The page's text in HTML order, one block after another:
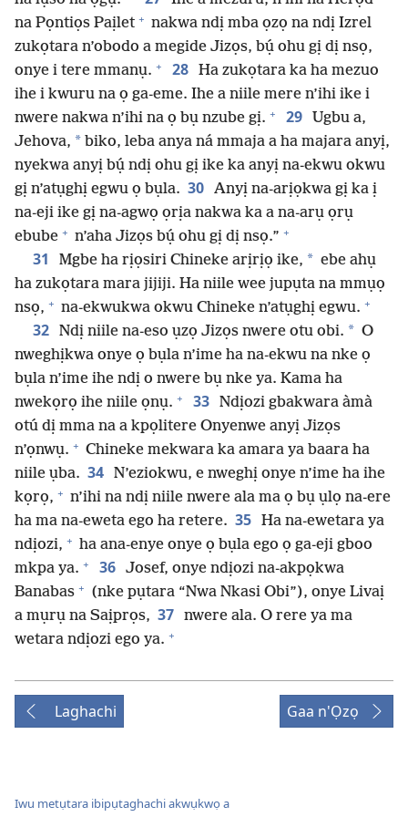
na Pọntiọs Paịlet + nakwa ndị mba ọzọ na ndị Izrel
zukọtara n’obodo a megide Jizọs, bụ́ ohu gị dị nsọ,
onye i tere mmanụ. + 28 Ha zukọtara ka ha mezuo
ihe i kwuru na ọ ga-eme. Ihe a niile mere n’ihi ike i
nwere nakwa n’ihi na ọ bụ nzube gị. + 29
Ugbu a,
Jehova, * biko, leba anya ná mmaja a ha majara anyị,
nyekwa anyị bụ́ ndị ohu gị ike ka anyị na-ekwu okwu
gị n’atụghị egwu ọ bụla. 30 Anyị na-arịọkwa gị ka ị
na-eji ike gị na-agwọ ọrịa nakwa ka a na-arụ ọrụ
ebube + n’aha Jizọs bụ́ ohu gị dị nsọ.” +
31 Mgbe ha rịọsiri Chineke arịrịọ ike, * ebe ahụ
ha zukọtara mara jijiji. Ha niile wee jupụta na mmụọ
nsọ, + na-ekwukwa okwu Chineke n’atụghị egwu. +
32 Ndị niile na-eso ụzọ Jizọs nwere otu obi. * O
nweghịkwa onye ọ bụla n’ime ha na-ekwu na nke ọ
bụla n’ime ihe ndị o nwere bụ nke ya. Kama ha
nwekọrọ ihe niile ọnụ. + 33 Ndịozi gbakwara àmà
otú dị mma na a kpọlitere Onyenwe anyị Jizọs
n’ọnwụ. + Chineke mekwara ka amara ya baara ha
niile ụba. 34 N’eziokwu, e nweghị onye n’ime ha ihe
kọrọ, + n’ihi na ndị niile nwere ala ma ọ bụ ụlọ na-ere
ha ma na-eweta ego ha retere. 35 Ha na-ewetara ya
ndịozi, + ha ana-enye onye ọ bụla ego ọ ga-eji gboo
mkpa ya. + 36 Josef, onye ndịozi na-akpọkwa
Banabas + (nke pụtara “Nwa Nkasi Obi”), onye Livaị
a mụrụ na Saịprọs, 37 nwere ala. O rere ya ma
wetara ndịozi ego ya. +
Laghachi Gaa n'Ọzọ
Iwu metụtara ibipụtaghachi akwụkwọ a